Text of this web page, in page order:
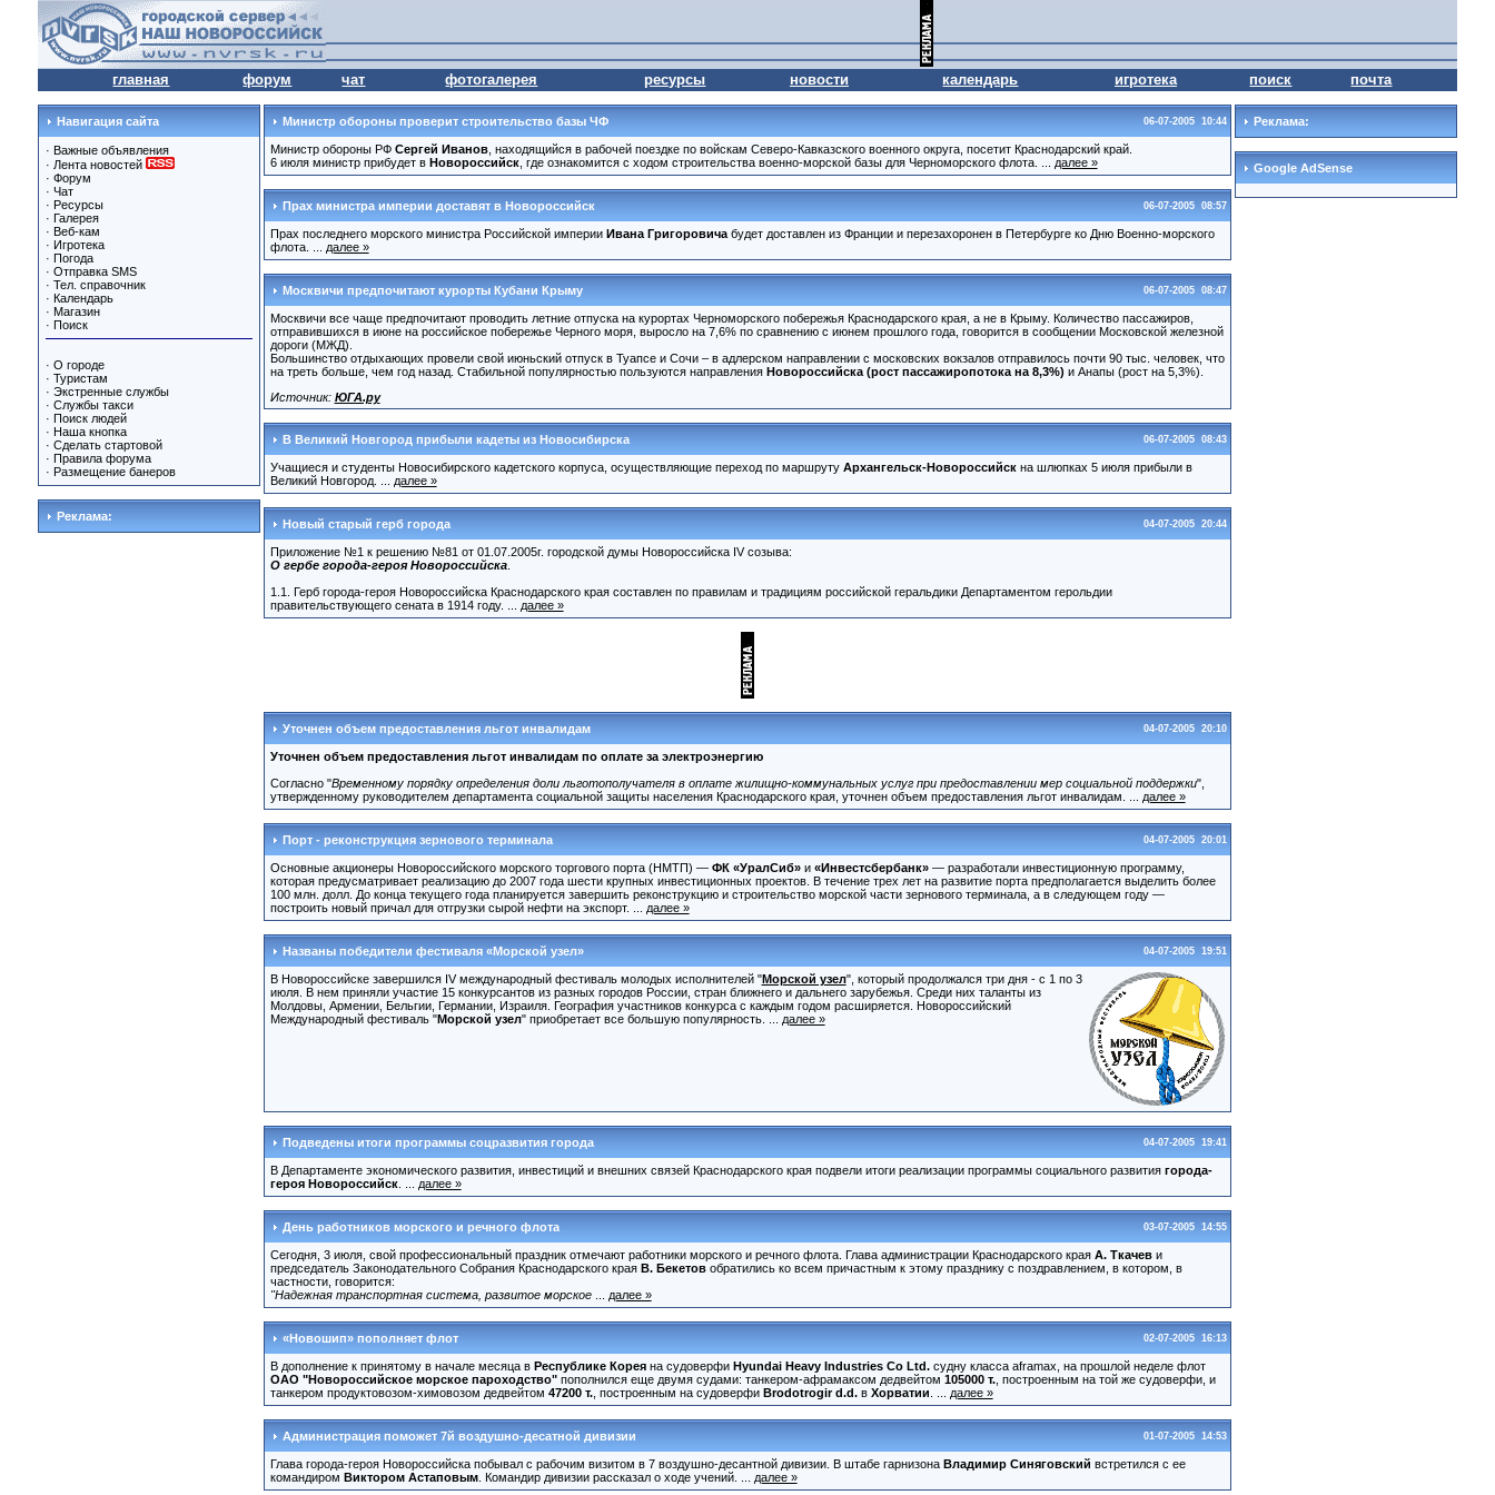
главная форум чат фотогалерея ресурсы новости календарь игротека поиск почта
Навигация сайта
· Важные объявления
· Лента новостей
· Форум
· Чат
· Ресурсы
· Галерея
· Веб-кам
· Игротека
· Погода
· Отправка SMS
· Тел. справочник
· Календарь
· Магазин
· Поиск
· О городе
· Туристам
· Экстренные службы
· Службы такси
· Поиск людей
· Наша кнопка
· Сделать стартовой
· Правила форума
· Размещение банеров
Реклама:
Министр обороны проверит строительство базы ЧФ 06-07-2005 10:44
Министр обороны РФ Сергей Иванов, находящийся в рабочей поездке по войскам Северо-Кавказского военного округа, посетит Краснодарский край.
6 июля министр прибудет в Новороссийск, где ознакомится с ходом строительства военно-морской базы для Черноморского флота. ... далее »
Прах министра империи доставят в Новороссийск 06-07-2005 08:57
Прах последнего морского министра Российской империи Ивана Григоровичабудет доставлен из Франции и перезахоронен в Петербурге ко Дню Военно-морского
флота. ...
далее »
Москвичи предпочитают курорты Кубани Крыму 06-07-2005 08:47
Москвичи все чаще предпочитают проводить летние отпуска на курортах Черноморского побережья Краснодарского края, а не в Крыму. Количество пассажиров,
отправившихся в июне на российское побережье Черного моря, выросло на 7,6% по сравнению с июнем прошлого года, говорится в сообщении Московской железной
дороги (МЖД).
Большинство отдыхающих провели свой июньский отпуск в Туапсе и Сочи – в адлерском направлении с московских вокзалов отправилось почти 90 тыс. человек, что
на треть больше, чем год назад. Стабильной популярностью пользуются направления Новороссийска (рост пассажиропотока на 8,3%) и Анапы (рост на 5,3%).
Источник: ЮГА.ру
В Великий Новгород прибыли кадеты из Новосибирска 06-07-2005 08:43
Учащиеся и студенты Новосибирского кадетского корпуса, осуществляющие переход по маршруту Архангельск-Новороссийскна шлюпках 5 июля прибыли в
Великий Новгород. ...
далее »
Новый старый герб города 04-07-2005 20:44
Приложение №1 к решению №81 от 01.07.2005г. городской думы Новороссийска IV созыва:
О гербе города-героя Новороссийска.
1.1. Герб города-героя Новороссийска Краснодарского края составлен по правилам и традициям российской геральдики Департаментом герольдии
правительствующего сената в 1914 году. ...
далее »
Уточнен объем предоставления льгот инвалидам 04-07-2005 20:10
Уточнен объем предоставления льгот инвалидам по оплате за электроэнергию
Согласно "Временному порядку определения доли льготополучателя в оплате жилищно-коммунальных услуг при предоставлении мер социальной поддержки",
утвержденному руководителем департамента социальной защиты населения Краснодарского края, уточнен объем предоставления льгот инвалидам. ...
далее »
Порт - реконструкция зернового терминала 04-07-2005 20:01
Основные акционеры Новороссийского морского торгового порта (НМТП) — ФК «УралСиб»и «Инвестсбербанк»— разработали инвестиционную программу,
которая предусматривает реализацию до 2007 года шести крупных инвестиционных проектов. В течение трех лет на развитие порта предполагается выделить более
100 млн. долл. До конца текущего года планируется завершить реконструкцию и строительство морской части зернового терминала, а в следующем году —
построить новый причал для отгрузки сырой нефти на экспорт. ...
далее »
Названы победители фестиваля «Морской узел» 04-07-2005 19:51
В Новороссийске завершился IV международный фестиваль молодых исполнителей "Морской узел", который продолжался три дня - с 1 по 3
июля. В нем приняли участие 15 конкурсантов из разных городов России, стран ближнего и дальнего зарубежья. Среди них таланты из
Молдовы, Армении, Бельгии, Германии, Израиля. География участников конкурса с каждым годом расширяется. Новороссийский
Международный фестиваль "Морской узел" приобретает все большую популярность. ... далее »
Подведены итоги программы соцразвития города 04-07-2005 19:41
В Департаменте экономического развития, инвестиций и внешних связей Краснодарского края подвели итоги реализации программы социального развития города-
героя Новороссийск. ... далее »
День работников морского и речного флота 03-07-2005 14:55
Сегодня, 3 июля, свой профессиональный праздник отмечают работники морского и речного флота. Глава администрации Краснодарского края А. Ткачеви
председатель Законодательного Собрания Краснодарского края В. Бекетовобратились ко всем причастным к этому празднику с поздравлением, в котором, в
частности, говорится:
"Надежная транспортная система, развитое морское... далее »
«Новошип» пополняет флот 02-07-2005 16:13
В дополнение к принятому в начале месяца в Республике Кореяна судоверфи Hyundai Heavy Industries Co Ltd.судну класса aframax, на прошлой неделе флот
ОАО "Новороссийское морское пароходство"пополнился еще двумя судами: танкером-афрамаксом дедвейтом 105000 т., построенным на той же судоверфи, и
танкером продуктовозом-химовозом дедвейтом 47200 т., построенным на судоверфи Brodotrogir d.d.в Хорватии далее »
Администрация поможет 7й воздушно-десатной дивизии 01-07-2005 14:53
Глава города-героя Новороссийска побывал с рабочим визитом в 7 воздушно-десантной дивизии. В штабе гарнизона Владимир Синяговский встретился с ее
командиром Виктором Астаповым. Командир дивизии рассказал о ходе учений. ... далее »
Реклама:
Google AdSense